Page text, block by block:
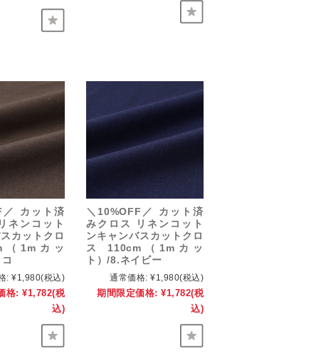
／ カット済
ネンコット
カットクロ
（1mカッ
: ¥1,980(税込)
格: ¥1,782(税
込)
＼10%OFF／ カット済
みクロス リネンコット
ンキャンバスカットクロ
ス 110cm（1mカッ
ト）/8.ネイビー
通常価格: ¥1,980(税込)
期間限定価格: ¥1,782(税
込)